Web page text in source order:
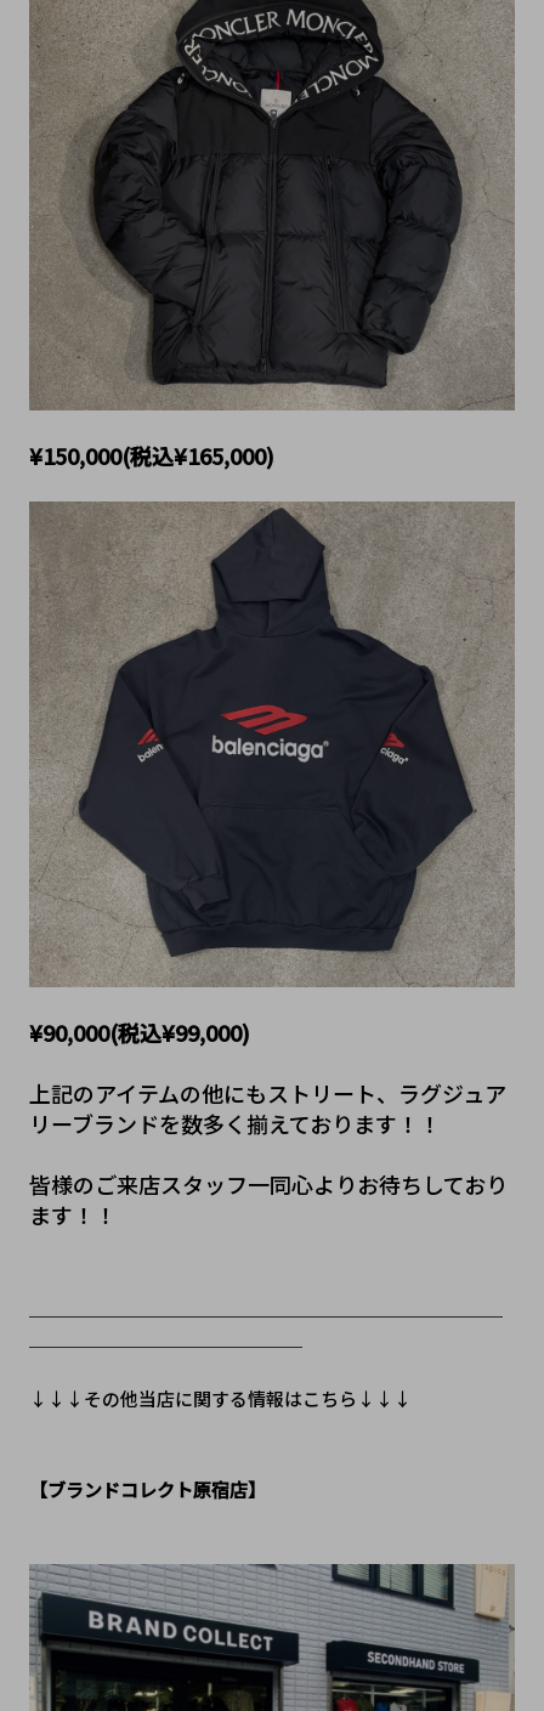
¥150,000(税込¥165,000)
¥90,000(税込¥99,000)
上記のアイテムの他にもストリート、ラグジュア
リーブランドを数多く揃えております！！
皆様のご来店スタッフ一同心よりお待ちしており
ます！！
↓↓↓その他当店に関する情報はこちら↓↓↓
【ブランドコレクト原宿店】